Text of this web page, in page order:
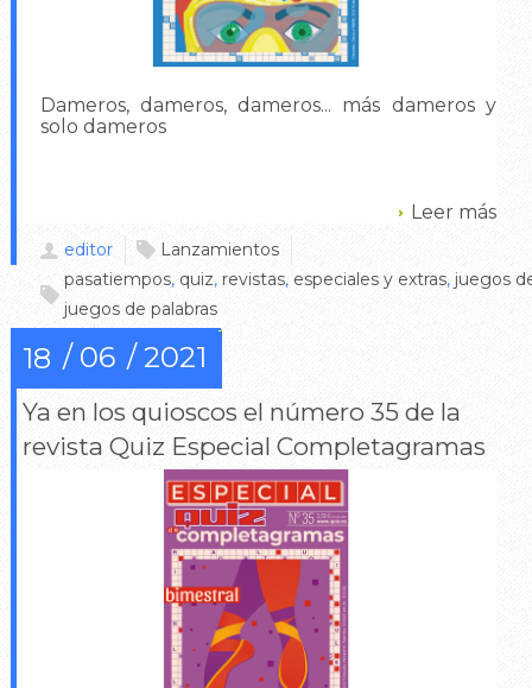
Dameros, dameros, dameros... más dameros y
solo dameros
Leer más
editor
Lanzamientos
pasatiempos, quiz, revistas, especiales y extras, juegos
juegos de palabras
0
18 06 2021
Ya en los quioscos el número 35 de la
revista Quiz Especial Completagramas